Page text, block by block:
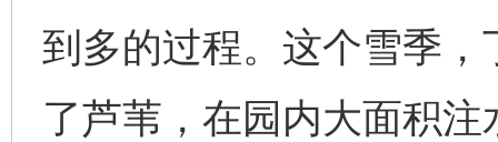
到多的过程。这个雪季
了芦苇，在园内大面积